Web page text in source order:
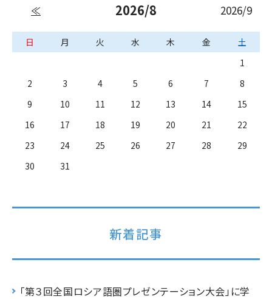
≪ 2026/8 2026/9
日 月 火 水 木 金
土
1
2
3 4 5 6 7
8
9
10 11 12 13 14
15
16
17 18 19 20 21
22
23
24 25 26 27 28
29
30
31
新着記事
「第３回全国ロシア語圏プレゼンテーション大会」に学